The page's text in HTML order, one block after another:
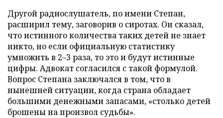
Другой радиослушатель, по имени Степан,
расширил тему, заговорив о сиротах. Он сказал,
что истинного количества таких детей не знает
никто, но если официальную статистику
умножить в 2–3 раза, то это и будут истинные
цифры. Адвокат согласился с такой формулой.
Вопрос Степана заключался в том, что в
нынешней ситуации, когда страна обладает
большими денежными запасами, «столько детей
брошены на произвол судьбы».